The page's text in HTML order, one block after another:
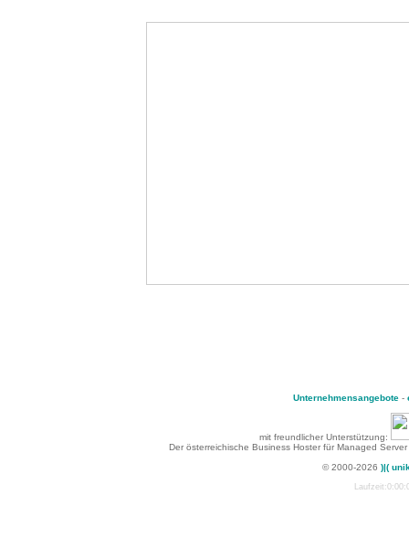
Unternehmensangebote-
mit freundlicher Unterstützung:
Der österreichische Business Hoster für Managed
© 2000-2026 )|(